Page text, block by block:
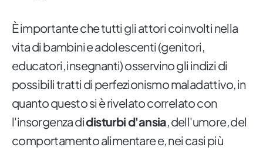
È importante che tutti gli attori coinvolti nella
vita di bambini e adolescenti (genitori,
educatori, insegnanti) osservino gli indizi di
possibili tratti di perfezionismo maladattivo, in
quanto questo si è rivelato correlato con
l'insorgenza didisturbi d'ansia, dell'umore, del
comportamento alimentare e, nei casi più